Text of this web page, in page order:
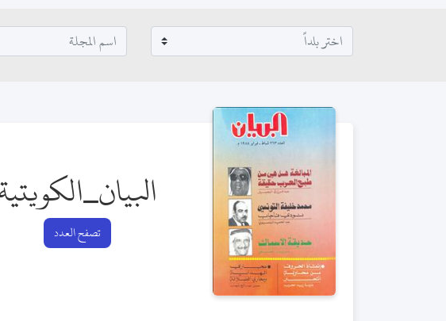
تصفح العدد